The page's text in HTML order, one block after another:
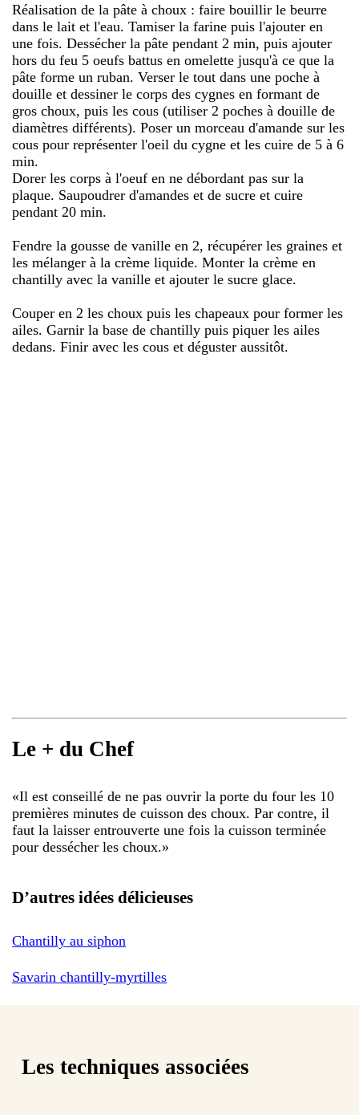
Réalisation de la pâte à choux : faire bouillir le beurre
dans le lait et l'eau. Tamiser la farine puis l'ajouter en
une fois. Dessécher la pâte pendant 2 min, puis ajouter
hors du feu 5 oeufs battus en omelette jusqu'à ce que la
pâte forme un ruban. Verser le tout dans une poche à
douille et dessiner le corps des cygnes en formant de
gros choux, puis les cous (utiliser 2 poches à douille de
diamètres différents). Poser un morceau d'amande sur les
cous pour représenter l'oeil du cygne et les cuire de 5 à 6
min.
Dorer les corps à l'oeuf en ne débordant pas sur la
plaque. Saupoudrer d'amandes et de sucre et cuire
pendant 20 min.
Fendre la gousse de vanille en 2, récupérer les graines et
les mélanger à la crème liquide. Monter la crème en
chantilly avec la vanille et ajouter le sucre glace.
Couper en 2 les choux puis les chapeaux pour former les
ailes. Garnir la base de chantilly puis piquer les ailes
dedans. Finir avec les cous et déguster aussitôt.
Le + du Chef
«Il est conseillé de ne pas ouvrir la porte du four les 10
premières minutes de cuisson des choux. Par contre, il
faut la laisser entrouverte une fois la cuisson terminée
pour dessécher les choux.»
D’autres idées délicieuses
Chantilly au siphon
Savarin chantilly-myrtilles
Les techniques associées